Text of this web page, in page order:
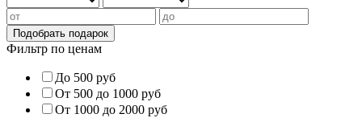
Фильтр по ценам
До 500 руб
От 500 до 1000 руб
От 1000 до 2000 руб